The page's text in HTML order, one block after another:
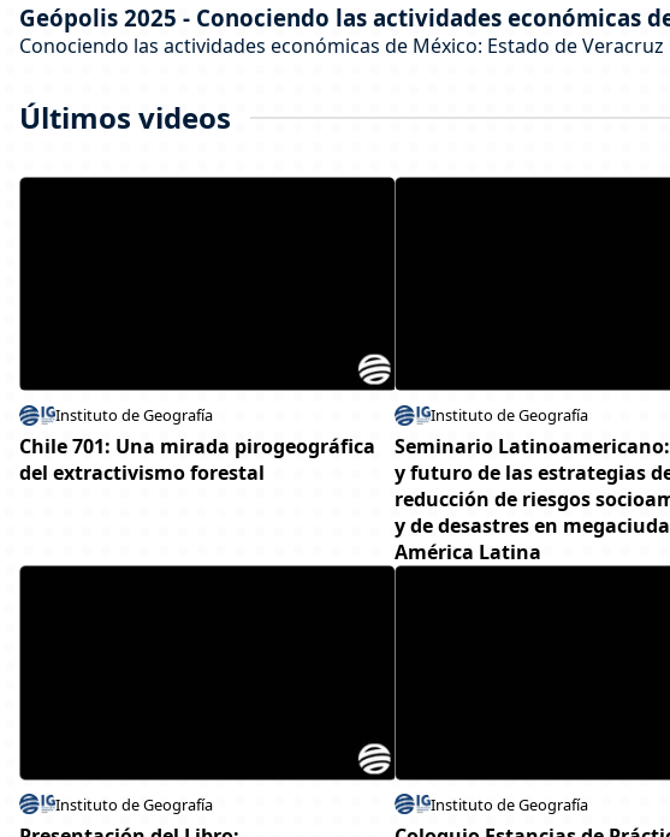
Geópolis 2025 - Conociendo las actividades económicas
Conociendo las actividades económicas de México: Estado de
Últimos videos
Instituto de Geografía
Chile 701: Una mirada pirogeográfica
del extractivismo forestal
Instituto de Geografía
Seminario
y futuro de las estrategias
reducción de riesgos
y de desastres en
América Latina
Instituto de Geografía Instituto de Geografía